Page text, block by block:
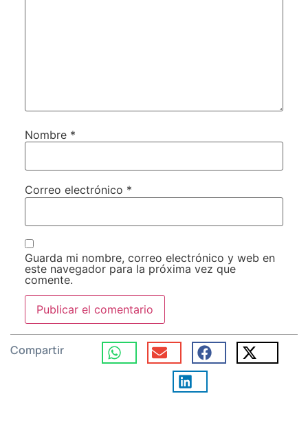
Nombre *
Correo electrónico *
Guarda mi nombre, correo electrónico y web en
este navegador para la próxima vez que
comente.
Compartir